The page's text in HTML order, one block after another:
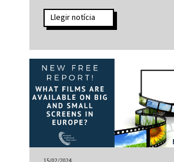
Llegir notícia